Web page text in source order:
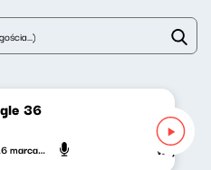
36
16 marca 2021 Wojciech